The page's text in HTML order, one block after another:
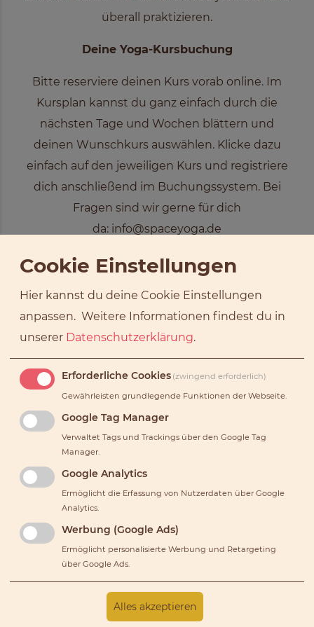
überall praktizieren.
Deine Yoga-Kursbuchung
Bitte reserviere deinen Kurs vorab online. Im
Kursplan kannst du ganz einfach durch die
nächsten Tage und Wochen blättern und
deinen Wunschkurs auswählen. Klicke dazu
einfach auf den jeweiligen Kurs und registriere
dich anschließend im Buchungssystem. Bei
Fragen sind wir gerne für dich
da: info@spaceyoga.de
Aktuelle Neuigkeiten -
Übersicht - beide Studios
Cookie Einstellungen
Hier kannst du deine Cookie Einstellungen
anpassen. Weitere Informationen findest du in
unserer Datenschutzerklärung.
Erforderliche Cookies (zwingend erforderlich)
Gewährleisten grundlegende Funktionen der Webseite.
Google Tag Manager
Verwaltet Tags und Trackings über den Google Tag
Manager.
Google Analytics
Ermöglicht die Erfassung von Nutzerdaten über Google
Analytics.
Werbung (Google Ads)
Ermöglicht personalisierte Werbung und Retargeting
über Google Ads.
Alles akzeptieren